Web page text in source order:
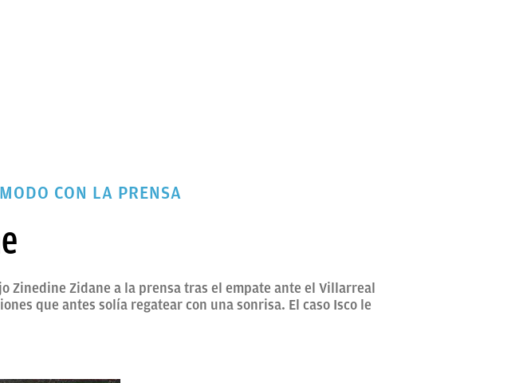
CON LA PRENSA
Zinedine Zidane a la prensa tras el empate ante el Villarreal
que antes solía regatear con una sonrisa. El caso Isco le